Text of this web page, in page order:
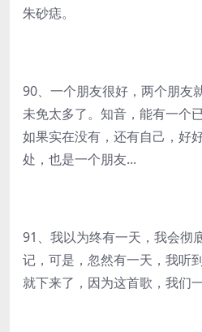
朱砂痣。
90、一个朋友很好，两个朋友
未免太多了。知音，能有一个
如果实在没有，还有自己，好
处，也是一个朋友...
91、我以为终有一天，我会彻
记，可是，忽然有一天，我听
就下来了，因为这首歌，我们一